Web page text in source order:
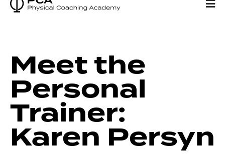
Meet the
Personal
Trainer:
Karen Persyn